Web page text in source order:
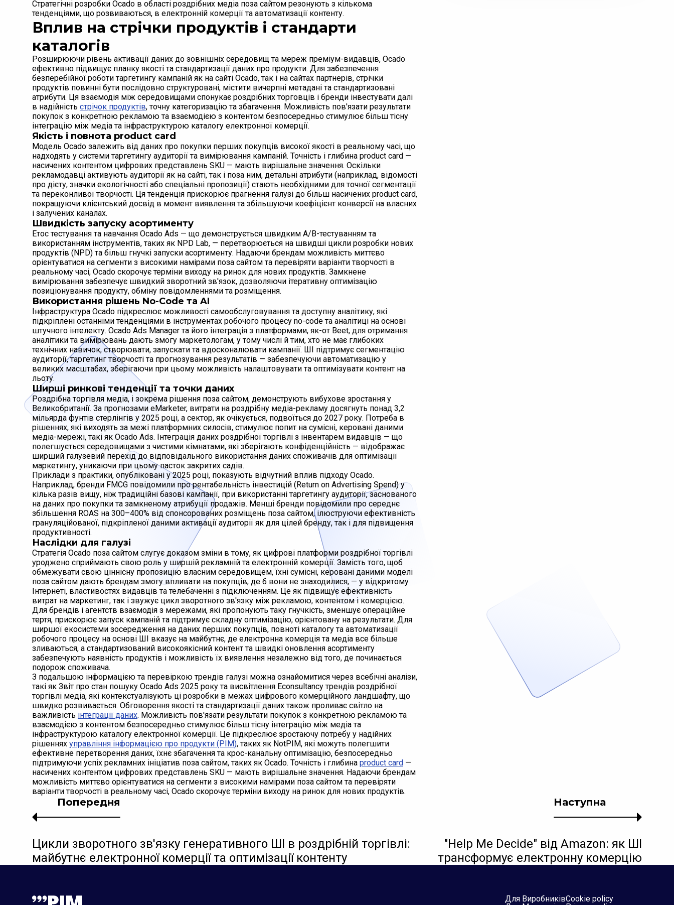
Стратегічні розробки Ocado в області роздрібних медіа поза сайтом резонують з кількома
тенденціями, що розвиваються, в електронній комерції та автоматизації контенту.
Вплив на стрічки продуктів і стандарти
каталогів
Розширюючи рівень активації даних до зовнішніх середовищ та мереж преміум-видавців, Ocado
ефективно підвищує планку якості та стандартизації даних про продукти. Для забезпечення
безперебійної роботи таргетингу кампаній як на сайті Ocado, так і на сайтах партнерів, стрічки
продуктів повинні бути послідовно структуровані, містити вичерпні метадані та стандартизовані
атрибути. Ця взаємодія між середовищами спонукає роздрібних торговців і бренди інвестувати далі
в надійність стрічок продуктів, точну категоризацію та збагачення. Можливість пов'язати результати
покупок з конкретною рекламою та взаємодією з контентом безпосередньо стимулює більш тісну
інтеграцію між медіа та інфраструктурою каталогу електронної комерції.
Якість і повнота product card
Модель Ocado залежить від даних про покупки перших покупців високої якості в реальному часі, що
надходять у системи таргетингу аудиторії та вимірювання кампаній. Точність і глибина product card —
насичених контентом цифрових представлень SKU — мають вирішальне значення. Оскільки
рекламодавці активують аудиторії як на сайті, так і поза ним, детальні атрибути (наприклад, відомості
про дієту, значки екологічності або спеціальні пропозиції) стають необхідними для точної сегментації
та переконливої творчості. Ця тенденція прискорює прагнення галузі до більш насичених product card,
покращуючи клієнтський досвід в момент виявлення та збільшуючи коефіцієнт конверсії на власних
і залучених каналах.
Швидкість запуску асортименту
Етос тестування та навчання Ocado Ads — що демонструється швидким A/B-тестуванням та
використанням інструментів, таких як NPD Lab, — перетворюється на швидші цикли розробки нових
продуктів (NPD) та більш гнучкі запуски асортименту. Надаючи брендам можливість миттєво
орієнтуватися на сегменти з високими намірами поза сайтом та перевіряти варіанти творчості в
реальному часі, Ocado скорочує терміни виходу на ринок для нових продуктів. Замкнене
вимірювання забезпечує швидкий зворотний зв'язок, дозволяючи ітеративну оптимізацію
позиціонування продукту, обміну повідомленнями та розміщення.
Використання рішень No-Code та AI
Інфраструктура Ocado підкреслює можливості самообслуговування та доступну аналітику, які
підкріплені останніми тенденціями в інструментах робочого процесу no-code та аналітиці на основі
штучного інтелекту. Ocado Ads Manager та його інтеграція з платформами, як-от Beet, для отримання
аналітики та вимірювань дають змогу маркетологам, у тому числі й тим, хто не має глибоких
технічних навичок, створювати, запускати та вдосконалювати кампанії. ШІ підтримує сегментацію
аудиторії, таргетинг творчості та прогнозування результатів — забезпечуючи автоматизацію у
великих масштабах, зберігаючи при цьому можливість налаштовувати та оптимізувати контент на
льоту.
Ширші ринкові тенденції та точки даних
Роздрібна торгівля медіа, і зокрема рішення поза сайтом, демонструють вибухове зростання у
Великобританії. За прогнозами eMarketer, витрати на роздрібну медіа-рекламу досягнуть понад 3,2
мільярда фунтів стерлінгів у 2025 році, а сектор, як очікується, подвоїться до 2027 року. Потреба в
рішеннях, які виходять за межі платформних силосів, стимулює попит на сумісні, керовані даними
медіа-мережі, такі як Ocado Ads. Інтеграція даних роздрібної торгівлі з інвентарем видавців — що
полегшується середовищами з чистими кімнатами, які зберігають конфіденційність — відображає
ширший галузевий перехід до відповідального використання даних споживачів для оптимізації
маркетингу, уникаючи при цьому пасток закритих садів.
Приклади з практики, опубліковані у 2025 році, показують відчутний вплив підходу Ocado.
Наприклад, бренди FMCG повідомили про рентабельність інвестицій (Return on Advertising Spend) у
кілька разів вищу, ніж традиційні базові кампанії, при використанні таргетингу аудиторії, заснованого
на даних про покупки та замкненому атрибуції продажів. Менші бренди повідомили про середнє
збільшення ROAS на 300–400% від спонсорованих розміщень поза сайтом, ілюструючи ефективність
грануляційованої, підкріпленої даними активації аудиторії як для цілей бренду, так і для підвищення
продуктивності.
Наслідки для галузі
Стратегія Ocado поза сайтом слугує доказом зміни в тому, як цифрові платформи роздрібної торгівлі
уроджено сприймають свою роль у ширшій рекламній та електронній комерції. Замість того, щоб
обмежувати свою ціннісну пропозицію власним середовищем, їхні сумісні, керовані даними моделі
поза сайтом дають брендам змогу впливати на покупців, де б вони не знаходилися, — у відкритому
Інтернеті, властивостях видавців та телебаченні з підключенням. Це як підвищує ефективність
витрат на маркетинг, так і звужує цикл зворотного зв'язку між рекламою, контентом і комерцією.
Для брендів і агентств взаємодія з мережами, які пропонують таку гнучкість, зменшує операційне
тертя, прискорює запуск кампаній та підтримує складну оптимізацію, орієнтовану на результати. Для
ширшої екосистеми зосередження на даних перших покупців, повноті каталогу та автоматизації
робочого процесу на основі ШІ вказує на майбутнє, де електронна комерція та медіа все більше
зливаються, а стандартизований високоякісний контент та швидкі оновлення асортименту
забезпечують наявність продуктів і можливість їх виявлення незалежно від того, де починається
подорож споживача.
З подальшою інформацією та перевіркою трендів галузі можна ознайомитися через всебічні аналізи,
такі як Звіт про стан пошуку Ocado Ads 2025 року та висвітлення Econsultancy трендів роздрібної
торгівлі медіа, які контекстуалізують ці розробки в межах цифрового комерційного ландшафту, що
швидко розвивається. Обговорення якості та стандартизації даних також проливає світло на
важливість інтеграції даних. Можливість пов'язати результати покупок з конкретною рекламою та
взаємодією з контентом безпосередньо стимулює більш тісну інтеграцію між медіа та
інфраструктурою каталогу електронної комерції. Це підкреслює зростаючу потребу у надійних
рішеннях управління інформацією про продукти (PIM), таких як NotPIM, які можуть полегшити
ефективне перетворення даних, їхнє збагачення та крос-канальну оптимізацію, безпосередньо
підтримуючи успіх рекламних ініціатив поза сайтом, таких як Ocado. Точність і глибина product card —
насичених контентом цифрових представлень SKU — мають вирішальне значення. Надаючи брендам
можливість миттєво орієнтуватися на сегменти з високими намірами поза сайтом та перевіряти
варіанти творчості в реальному часі, Ocado скорочує терміни виходу на ринок для нових продуктів.
Наступна
"Help Me Decide" від Amazon: як ШІ
трансформує електронну комерцію
Попередня
Цикли зворотного зв'язку генеративного ШІ в роздрібній торгівлі:
майбутнє електронної комерції та оптимізації контенту
Для ВиробниківCookie policy